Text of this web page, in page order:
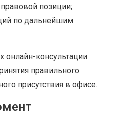
позиции;
по дальнейшим
онлайн-консультации
правильного
присутствия в офисе.